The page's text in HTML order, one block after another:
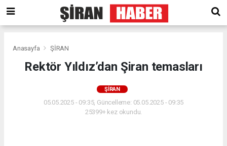
Anasayfa ŞİRAN
Rektör Yıldız’dan Şiran temasları
ŞİRAN
05.05.2025 - 09:35, Güncelleme: 05.05.2025 - 09:35
25399+ kez okundu.